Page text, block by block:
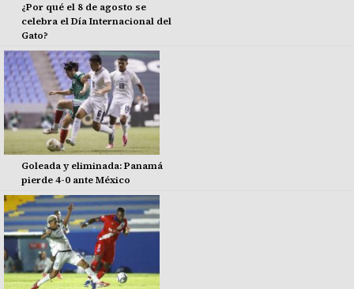
¿Por qué el 8 de agosto se
celebra el Día Internacional del
Gato?
Goleada y eliminada: Panamá
pierde 4-0 ante México